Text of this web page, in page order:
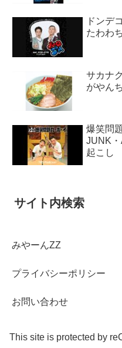
ドンデ
たわわ
サカナ
がやん
爆笑問
JUNK
起こし
サイト内検索
みやーんZZ
プライバシーポリシー
お問い合わせ
This site is protected by